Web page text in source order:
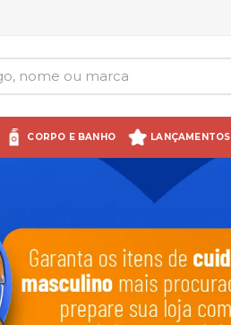
CORPO E BANHO LANÇAMENTOS